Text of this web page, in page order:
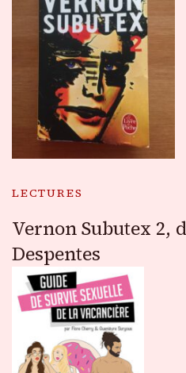
LECTURES
Vernon Subutex 2,
Despentes